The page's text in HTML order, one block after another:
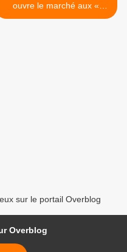
ouvre le marché aux «
Puces » ! >
sur le portail Overblog
Overblog